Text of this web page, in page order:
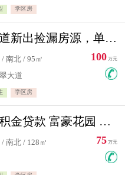
学区房
万科翡翠大道新出捡漏房源，单价10500精装修
南北 / 95㎡
大道
学区房
100 万元
松霞路可公积金贷款 富豪花园 复式住宅急售送小棚
南北 / 128㎡
75 万元